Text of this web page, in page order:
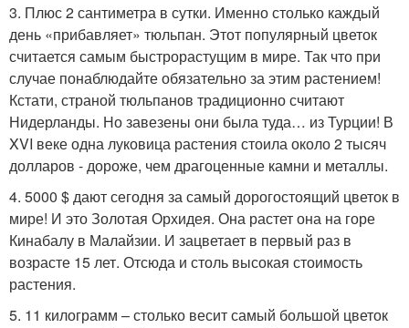
3. Плюс 2 сантиметра в сутки. Именно столько каждый
день «прибавляет» тюльпан. Этот популярный цветок
считается самым быстрорастущим в мире. Так что при
случае понаблюдайте обязательно за этим растением!
Кстати, страной тюльпанов традиционно считают
Нидерланды. Но завезены они была туда… из Турции! В
XVI веке одна луковица растения стоила около 2 тысяч
долларов - дороже, чем драгоценные камни и металлы.
4. 5000 $ дают сегодня за самый дорогостоящий цветок в
мире! И это Золотая Орхидея. Она растет она на горе
Кинабалу в Малайзии. И зацветает в первый раз в
возрасте 15 лет. Отсюда и столь высокая стоимость
растения.
5. 11 килограмм – столько весит самый большой цветок